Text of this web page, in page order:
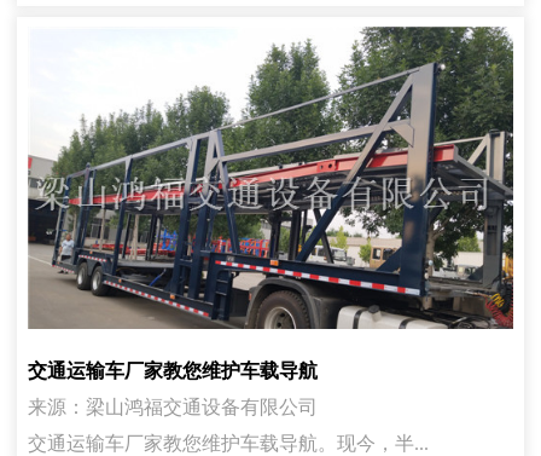
交通运输车厂家教您维护车载导航
来源：梁山鸿福交通设备有限公司
交通运输车厂家教您维护车载导航。现今，半...